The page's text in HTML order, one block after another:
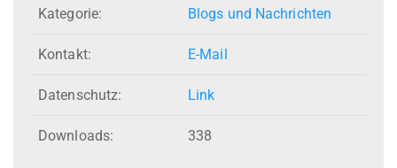
Kategorie: Blogs und Nachrichten
Kontakt: E-Mail
Datenschutz: Link
Downloads: 338